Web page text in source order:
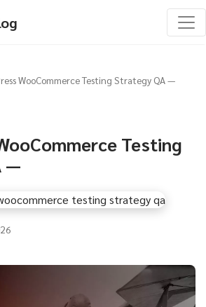
WooCommerce Testing Strategy QA —
Testing
—